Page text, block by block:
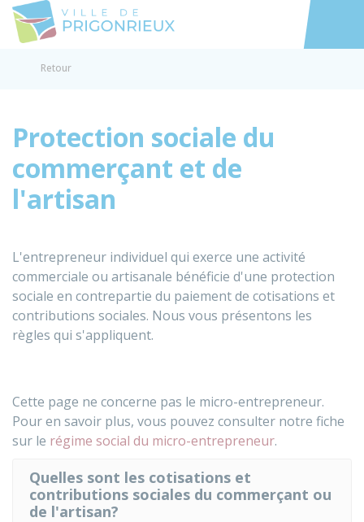
Accéder
Retour
Protection sociale du
commerçant et de
l'artisan
L'entrepreneur individuel qui exerce une activité
commerciale ou artisanale bénéficie d'une protection
sociale en contrepartie du paiement de cotisations et
contributions sociales. Nous vous présentons les
règles qui s'appliquent.
Cette page ne concerne pas le micro-entrepreneur.
Pour en savoir plus, vous pouvez consulter notre fiche
sur le régime social du micro-entrepreneur.
Quelles sont les cotisations et
contributions sociales du commerçant ou
de l'artisan?